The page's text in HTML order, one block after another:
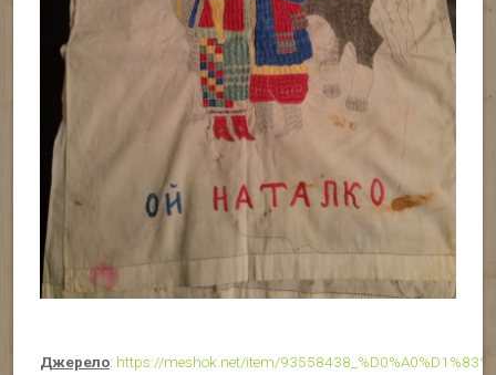
Джерело: https://meshok.net/item/